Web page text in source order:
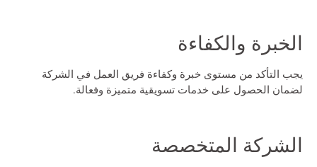
الخبرة والكفاءة
يجب التأكد من مستوى خبرة وكفاءة فريق العمل في الشركة
لضمان الحصول على خدمات تسويقية متميزة وفعالة.
الشركة المتخصصة